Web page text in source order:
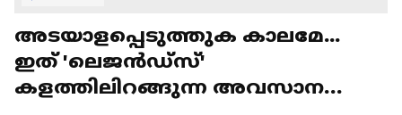
അടയാളപ്പെടുത്തുക കാലമേ...
ഇത് 'ലെജൻഡ്‌സ്'
കളത്തിലിറങ്ങുന്ന അവസാന